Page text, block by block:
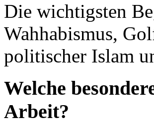
Die wichtigsten
Wahhabismus,
politischer Islam
Welche
Arbeit?